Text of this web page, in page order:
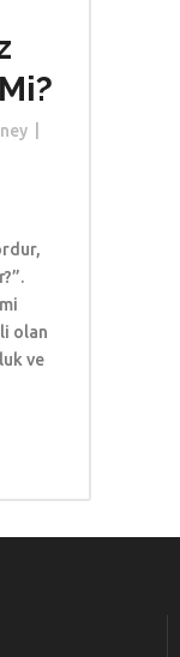
olan
ve